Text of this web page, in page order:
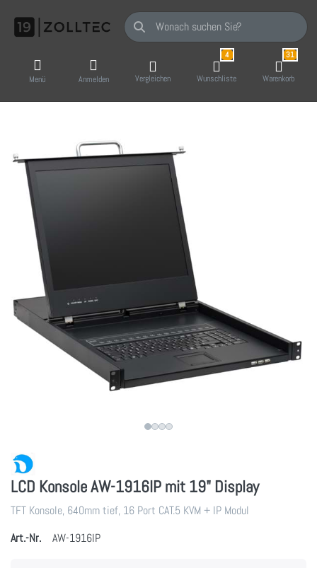
Geben Sie einen Suchbegriff ein. Während
Menü Anmelden Vergleichen
4
Wunschliste
31
Warenkorb
LCD Konsole AW-1916IP mit 19" Display
TFT Konsole, 640mm tief, 16 Port CAT.5 KVM + IP Modul
Art.-Nr.
AW-1916IP